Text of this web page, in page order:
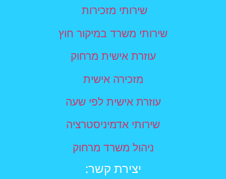
שירותי מזכירות
שירותי משרד במיקור חוץ
עוזרת אישית מרחוק
מזכירה אישית
עוזרת אישית לפי שעה
שירותי אדמיניסטרציה
ניהול משרד מרחוק
יצירת קשר​: